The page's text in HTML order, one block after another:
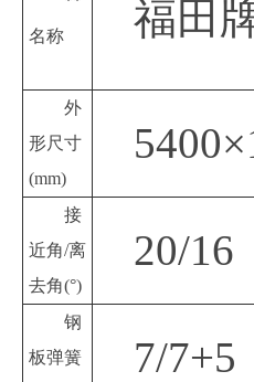
名称
福田
外
形尺寸
(mm)
接
近角/离
去角(°)
20/16
钢
板弹簧
7/7+5